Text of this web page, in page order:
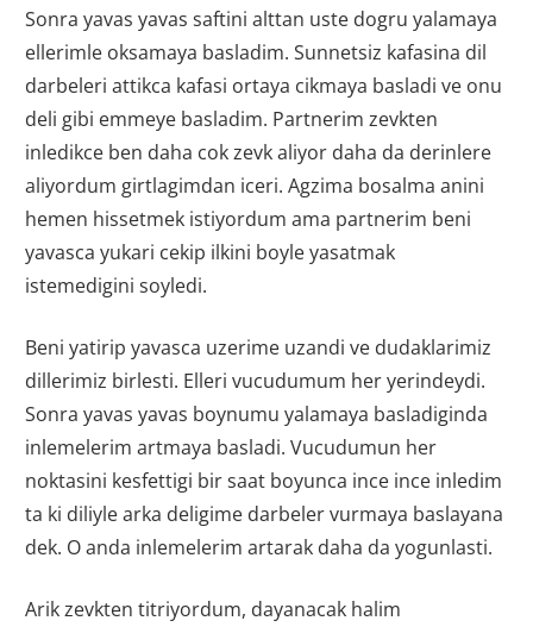
Sonra yavas yavas saftini alttan uste dogru yalamaya
ellerimle oksamaya basladim. Sunnetsiz kafasina dil
darbeleri attikca kafasi ortaya cikmaya basladi ve onu
deli gibi emmeye basladim. Partnerim zevkten
inledikce ben daha cok zevk aliyor daha da derinlere
aliyordum girtlagimdan iceri. Agzima bosalma anini
hemen hissetmek istiyordum ama partnerim beni
yavasca yukari cekip ilkini boyle yasatmak
istemedigini soyledi.
Beni yatirip yavasca uzerime uzandi ve dudaklarimiz
dillerimiz birlesti. Elleri vucudumum her yerindeydi.
Sonra yavas yavas boynumu yalamaya basladiginda
inlemelerim artmaya basladi. Vucudumun her
noktasini kesfettigi bir saat boyunca ince ince inledim
ta ki diliyle arka deligime darbeler vurmaya baslayana
dek. O anda inlemelerim artarak daha da yogunlasti.
Arik zevkten titriyordum, dayanacak halim